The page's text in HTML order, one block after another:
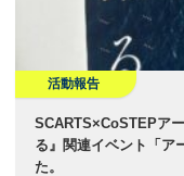
活動報告
SCARTS×CoSTEPア
る』関連イベント「ア
た。